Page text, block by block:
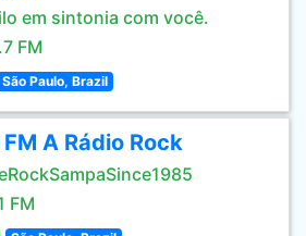
em sintonia com você.
FM
São Paulo, Brazil
A Rádio Rock
FM